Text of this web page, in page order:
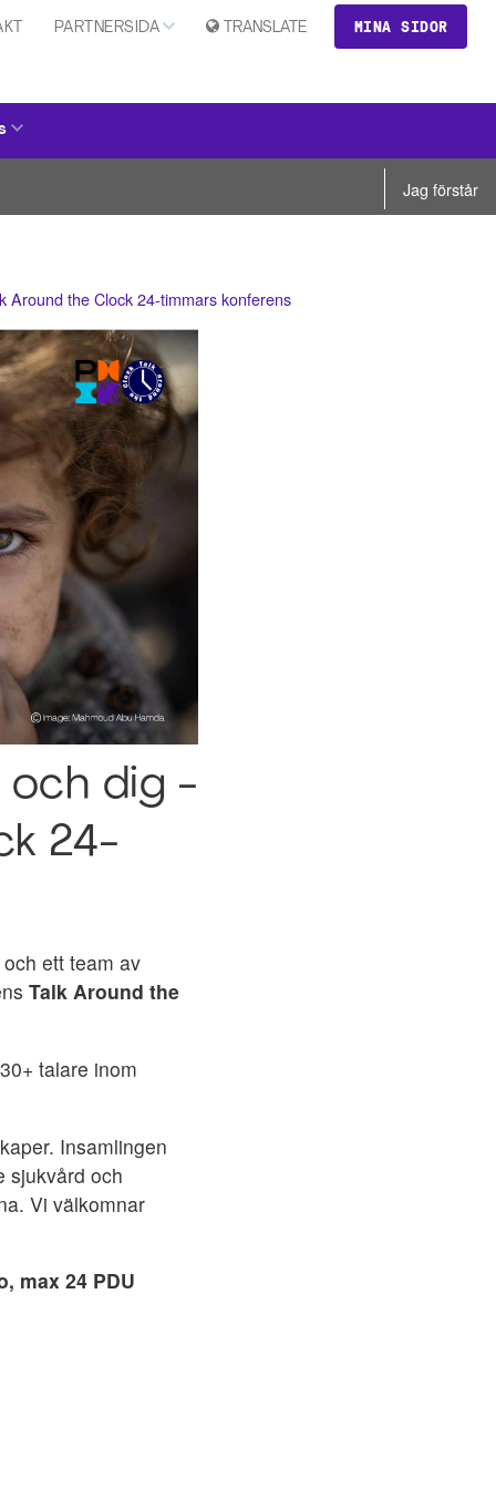
MINA SIDOR
TRANSLATE
PARTNERSIDA
Jag förstår
Around the Clock 24-timmars konferens
dig -
24-
ett team av
Talk Around the
talare inom
Insamlingen
sjukvård och
Vi välkomnar
max 24 PDU